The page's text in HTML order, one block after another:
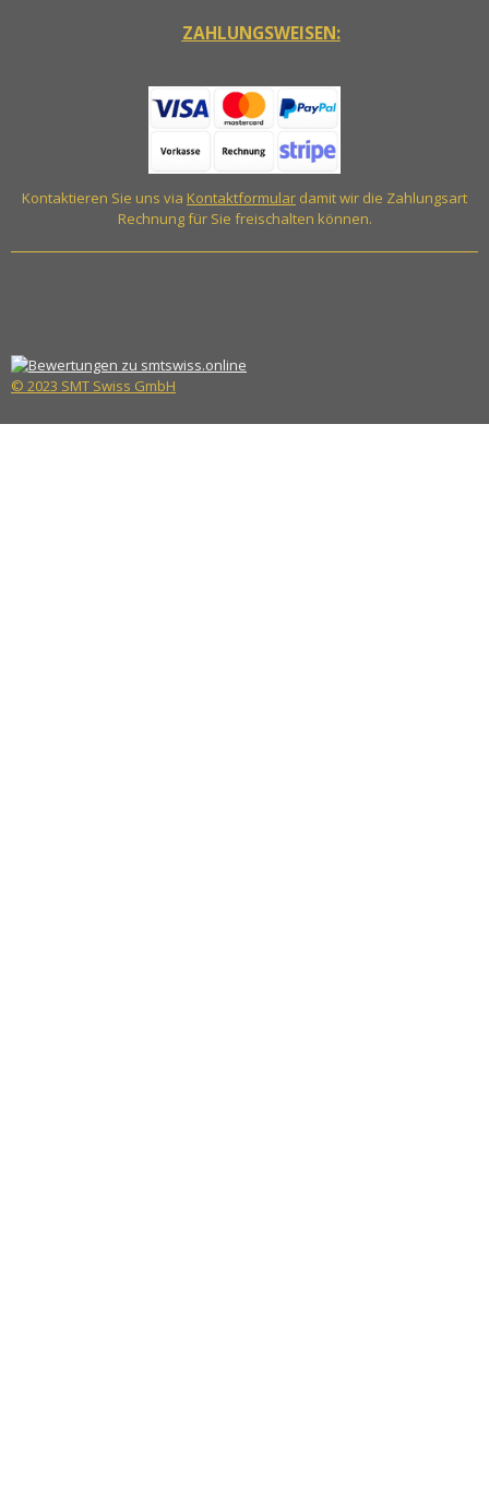
ZAHLUNGSWEISEN:
Kontaktieren Sie uns via Kontaktformular damit wir die Zahlungsart
Rechnung für Sie freischalten können.
© 2023 SMT Swiss GmbH